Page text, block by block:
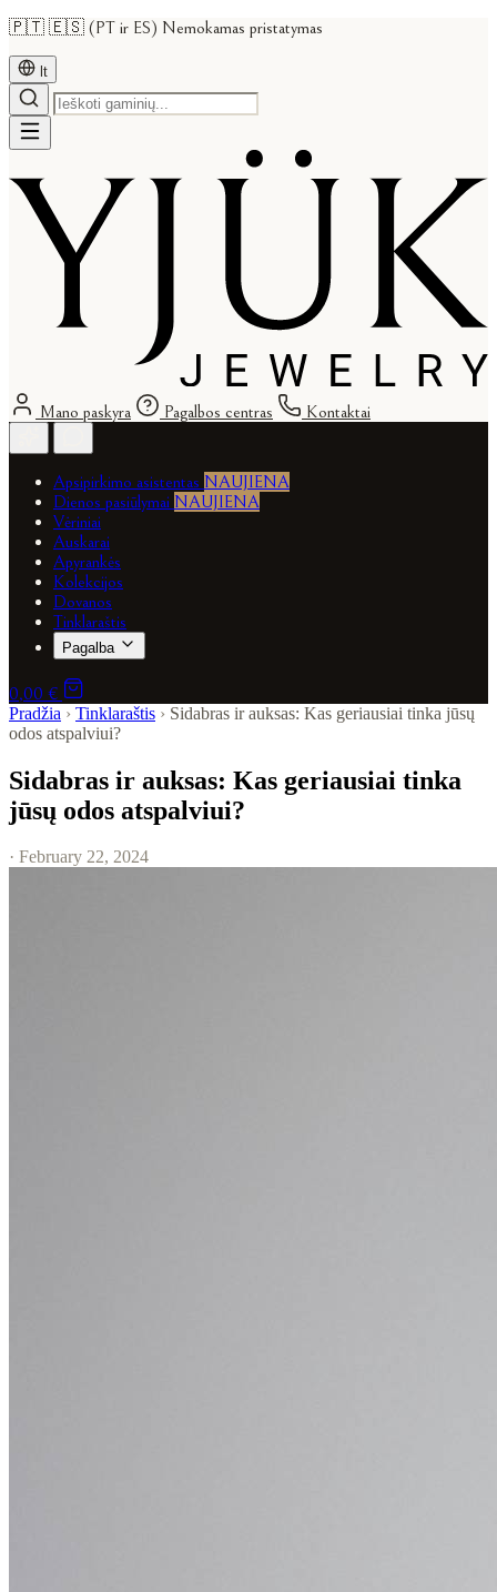
🇵🇹 🇪🇸 (PT ir ES) Nemokamas pristatymas
lt
Mano paskyra Pagalbos centras Kontaktai
Apsipirkimo asistentas NAUJIENA
Dienos pasiūlymai NAUJIENA
Vėriniai
Auskarai
Apyrankės
Kolekcijos
Dovanos
Tinklaraštis
Pagalba
0,00 €
Pradžia › Tinklaraštis › Sidabras ir auksas: Kas geriausiai tinka jūsų
odos atspalviui?
Sidabras ir auksas: Kas geriausiai tinka
jūsų odos atspalviui?
· February 22, 2024